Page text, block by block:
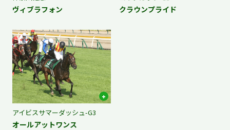
ヴィブラフォン クラウンプライド
アイビスサマーダッシュ-G3
オールアットワンス